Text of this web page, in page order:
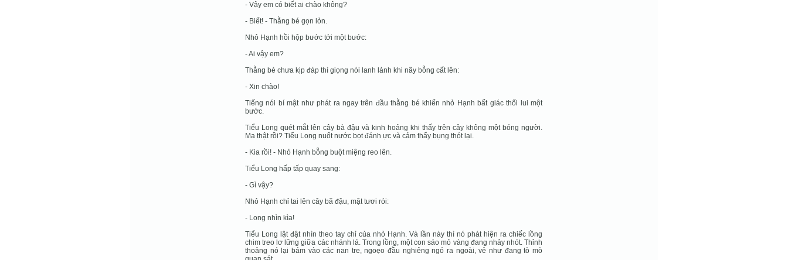
- Vậy em có biết ai chào không?
- Biết! - Thằng bé gọn lỏn.
Nhỏ Hạnh hồi hộp bước tới một bước:
- Ai vậy em?
Thằng bé chưa kịp đáp thì giọng nói lanh lảnh khi nãy bỗng cất lên:
- Xin chào!
Tiếng nói bí mật như phát ra ngay trên đầu thằng bé khiến nhỏ Hạnh bất giác thối lui một
bước.
Tiểu Long quét mắt lên cây bà đậu và kinh hoảng khi thấy trên cây không một bóng người.
Ma thật rồi? Tiểu Long nuốt nước bọt đánh ực và cảm thấy bụng thót lại.
- Kia rồi! - Nhỏ Hạnh bỗng buột miệng reo lên.
Tiểu Long hấp tấp quay sang:
- Gì vậy?
Nhỏ Hạnh chỉ tai lên cây bã đậu, mặt tươi rói:
- Long nhìn kìa!
Tiểu Long lật đật nhìn theo tay chỉ của nhỏ Hạnh. Và lần này thì nó phát hiện ra chiếc lồng
chim treo lơ lững giữa các nhánh lá. Trong lồng, một con sáo mỏ vàng đang nhảy nhót. Thỉnh
thoảng nó lại bám vào các nan tre, ngoẹo đầu nghiêng ngó ra ngoài, vẻ như đang tò mò